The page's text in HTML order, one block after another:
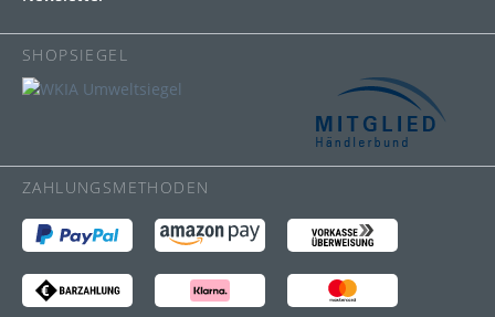
SHOPSIEGEL
ZAHLUNGSMETHODEN